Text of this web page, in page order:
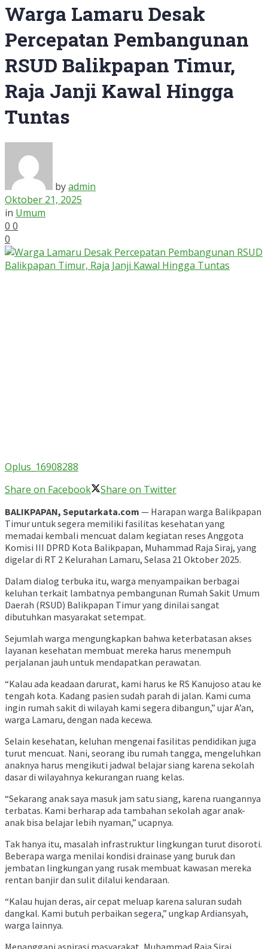
Warga Lamaru Desak
Percepatan Pembangunan
RSUD Balikpapan Timur,
Raja Janji Kawal Hingga
Tuntas
byadmin
Oktober 21, 2025
in Umum
0 0
0
Oplus_16908288
Share on Facebook
Share on Twitter
BALIKPAPAN, Seputarkata.com — Harapan warga Balikpapan
Timur untuk segera memiliki fasilitas kesehatan yang
memadai kembali mencuat dalam kegiatan reses Anggota
Komisi III DPRD Kota Balikpapan, Muhammad Raja Siraj, yang
digelar di RT 2 Kelurahan Lamaru, Selasa 21 Oktober 2025.
Dalam dialog terbuka itu, warga menyampaikan berbagai
keluhan terkait lambatnya pembangunan Rumah Sakit Umum
Daerah (RSUD) Balikpapan Timur yang dinilai sangat
dibutuhkan masyarakat setempat.
Sejumlah warga mengungkapkan bahwa keterbatasan akses
layanan kesehatan membuat mereka harus menempuh
perjalanan jauh untuk mendapatkan perawatan.
“Kalau ada keadaan darurat, kami harus ke RS Kanujoso atau ke
tengah kota. Kadang pasien sudah parah di jalan. Kami cuma
ingin rumah sakit di wilayah kami segera dibangun,” ujar A’an,
warga Lamaru, dengan nada kecewa.
Selain kesehatan, keluhan mengenai fasilitas pendidikan juga
turut mencuat. Nani, seorang ibu rumah tangga, mengeluhkan
anaknya harus mengikuti jadwal belajar siang karena sekolah
dasar di wilayahnya kekurangan ruang kelas.
“Sekarang anak saya masuk jam satu siang, karena ruangannya
terbatas. Kami berharap ada tambahan sekolah agar anak-
anak bisa belajar lebih nyaman,” ucapnya.
Tak hanya itu, masalah infrastruktur lingkungan turut disoroti.
Beberapa warga menilai kondisi drainase yang buruk dan
jembatan lingkungan yang rusak membuat kawasan mereka
rentan banjir dan sulit dilalui kendaraan.
“Kalau hujan deras, air cepat meluap karena saluran sudah
dangkal. Kami butuh perbaikan segera,” ungkap Ardiansyah,
warga lainnya.